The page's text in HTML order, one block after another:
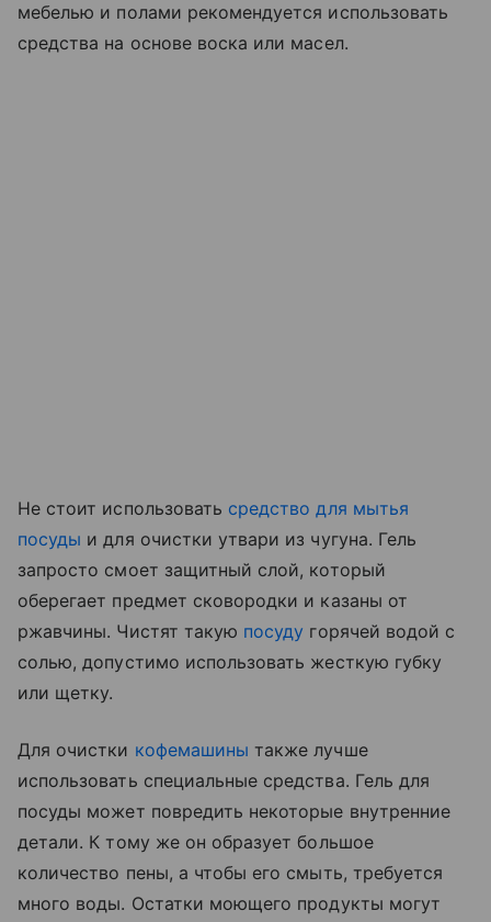
мебелью и полами рекомендуется использовать
средства на основе воска или масел.
Не стоит использовать средство для мытья
посуды и для очистки утвари из чугуна. Гель
запросто смоет защитный слой, который
оберегает предмет сковородки и казаны от
ржавчины. Чистят такую посуду горячей водой с
солью, допустимо использовать жесткую губку
или щетку.
Для очистки кофемашины также лучше
использовать специальные средства. Гель для
посуды может повредить некоторые внутренние
детали. К тому же он образует большое
количество пены, а чтобы его смыть, требуется
много воды. Остатки моющего продукты могут